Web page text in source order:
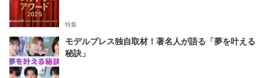
特集
モデルプレス独自取材！著名人が語る「夢を叶える
秘訣」